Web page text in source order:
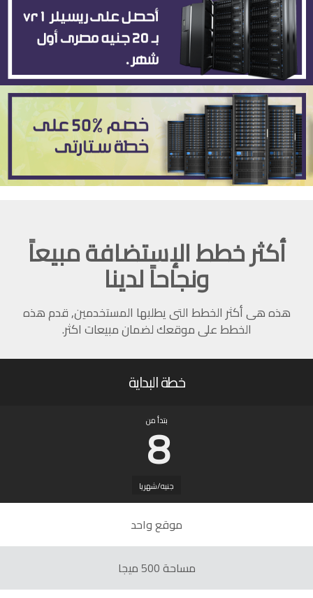
أكثر خطط الإستضافة مبيعاً
ونجاحاً لدينا
هذه هى أكثر الخطط التى يطلبها المستخدمين, قدم هذه
الخطط على موقعك لضمان مبيعات اكثر.
خطة البداية
بتدأ من
8
جنيه/شهريا
موقع واحد
مساحة 500 ميجا